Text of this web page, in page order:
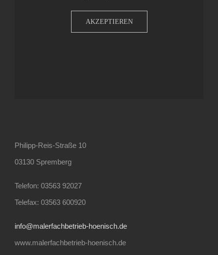
AKZEPTIEREN
Philipp-Reis-Straße 10
03130 Spremberg
Telefon: 03563 92027
Telefax: 03563 600920
info@malerfachbetrieb-hoenisch.de
www.malerfachbetrieb-hoenisch.de